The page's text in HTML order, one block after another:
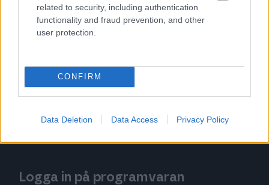
related to security, including authentication
functionality and fraud prevention, and other
user protection.
CONFIRM
Data Deletion Data Access Privacy Policy
Prova programmet kostnadsfritt
Prova Faktureringsprogram
Prova Kvittohantering
Prova Utlägg
Logga in på programvaran